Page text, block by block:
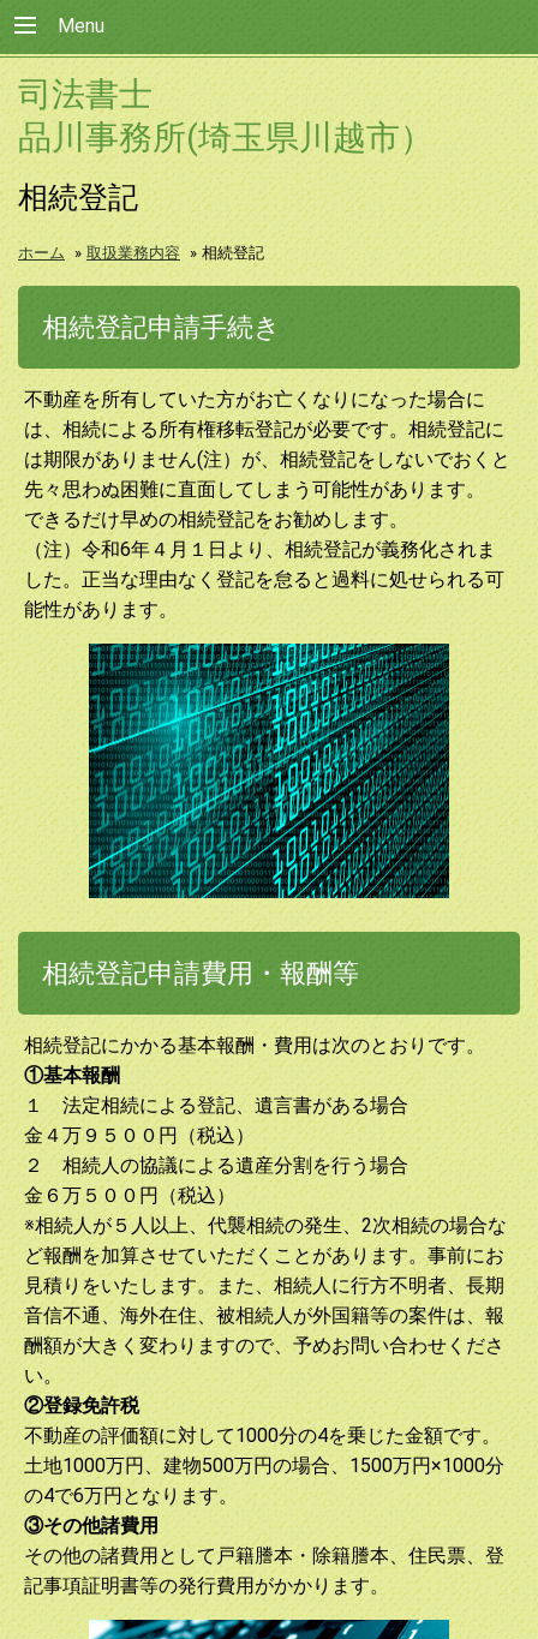
Menu
司法書士
品川事務所(埼玉県川越市）
相続登記
ホーム » 取扱業務内容 » 相続登記
相続登記申請手続き
不動産を所有していた方がお亡くなりになった場合に
は、相続による所有権移転登記が必要です。相続登記に
は期限がありません(注）が、相続登記をしないでおくと
先々思わぬ困難に直面してしまう可能性があります。
できるだけ早めの相続登記をお勧めします。
（注）令和6年４月１日より、相続登記が義務化されま
した。正当な理由なく登記を怠ると過料に処せられる可
能性があります。
相続登記申請費用・報酬等
相続登記にかかる基本報酬・費用は次のとおりです。
①基本報酬
１ 法定相続による登記、遺言書がある場合
金４万９５００円（税込）
２ 相続人の協議による遺産分割を行う場合
金６万５００円（税込）
※相続人が５人以上、代襲相続の発生、2次相続の場合な
ど報酬を加算させていただくことがあります。事前にお
見積りをいたします。また、相続人に行方不明者、長期
音信不通、海外在住、被相続人が外国籍等の案件は、報
酬額が大きく変わりますので、予めお問い合わせくださ
い。
②登録免許税
不動産の評価額に対して1000分の4を乗じた金額です。
土地1000万円、建物500万円の場合、1500万円×1000分
の4で6万円となります。
③その他諸費用
その他の諸費用として戸籍謄本・除籍謄本、住民票、登
記事項証明書等の発行費用がかかります。